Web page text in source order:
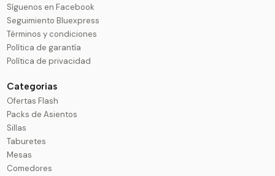
Síguenos en Facebook
Seguimiento Bluexpress
Términos y condiciones
Política de garantía
Política de privacidad
Categorias
Ofertas Flash
Packs de Asientos
Sillas
Taburetes
Mesas
Comedores